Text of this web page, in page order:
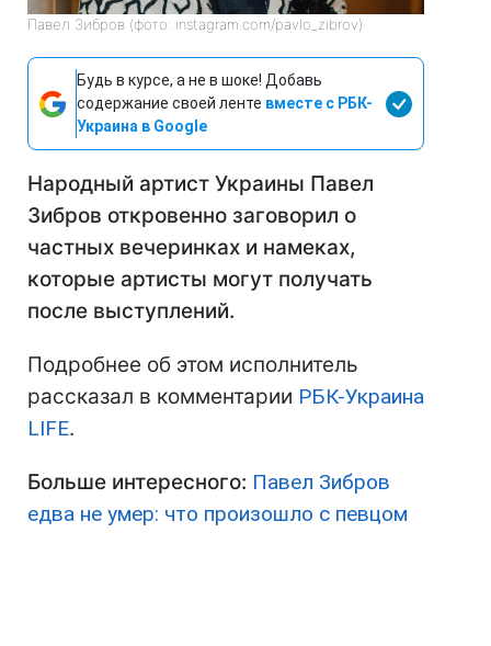
Павел Зибров (фото: instagram.com/pavlo_zibrov)
Будь в курсе, а не в шоке! Добавь
содержание своей ленте вместе с РБК-
Украина в Google
Народный артист Украины Павел
Зибров откровенно заговорил о
частных вечеринках и намеках,
которые артисты могут получать
после выступлений.
Подробнее об этом исполнитель
рассказал в комментарии РБК-Украина
LIFE.
Больше интересного: Павел Зибров
едва не умер: что произошло с певцом